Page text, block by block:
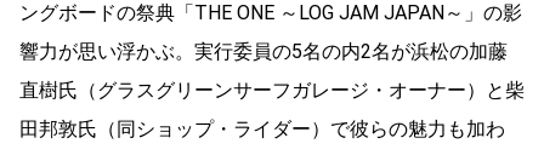
ングボードの祭典「THE ONE ～LOG JAM JAPAN～」の影
響力が思い浮かぶ。実行委員の5名の内2名が浜松の加藤
直樹氏（グラスグリーンサーフガレージ・オーナー）と柴
田邦敦氏（同ショップ・ライダー）で彼らの魅力も加わ